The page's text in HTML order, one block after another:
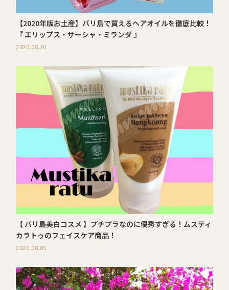
【2020年版お土産】バリ島で買えるヘアオイルを徹底比較！
『 エリップス・サーシャ・ミランダ 』
2020.08.10
【 バリ島美白コスメ 】プチプラなのに優秀すぎる！ムスティ
カラトゥのフェイスケア商品！
2020.08.05